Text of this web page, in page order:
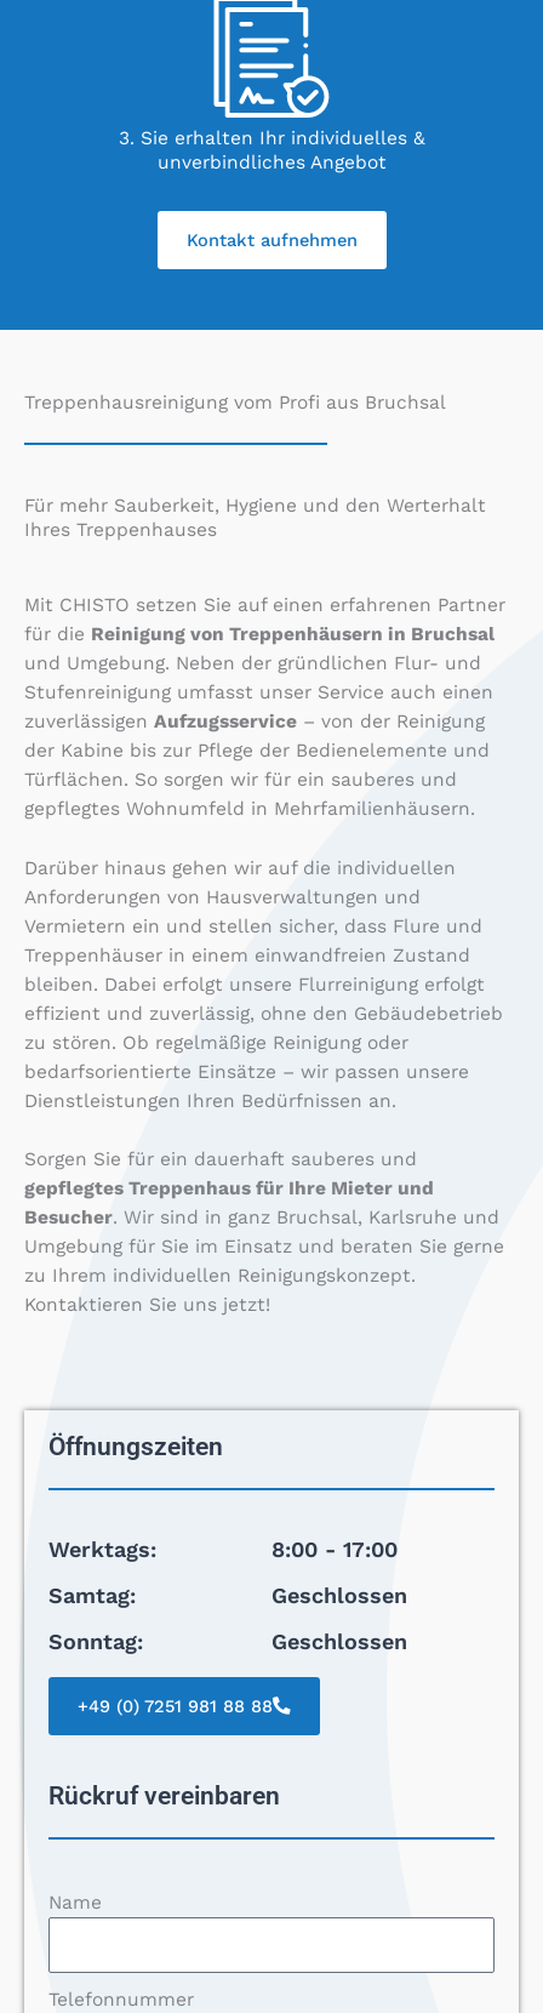
3. Sie erhalten Ihr individuelles &
unverbindliches Angebot
Kontakt aufnehmen
Treppenhausreinigung vom Profi aus Bruchsal
Für mehr Sauberkeit, Hygiene und den Werterhalt
Ihres Treppenhauses
Mit CHISTO setzen Sie auf einen erfahrenen Partner
für die Reinigung von Treppenhäusern in Bruchsal
und Umgebung. Neben der gründlichen Flur- und
Stufenreinigung umfasst unser Service auch einen
zuverlässigen Aufzugsservice – von der Reinigung
der Kabine bis zur Pflege der Bedienelemente und
Türflächen. So sorgen wir für ein sauberes und
gepflegtes Wohnumfeld in Mehrfamilienhäusern.
Darüber hinaus gehen wir auf die individuellen
Anforderungen von Hausverwaltungen und
Vermietern ein und stellen sicher, dass Flure und
Treppenhäuser in einem einwandfreien Zustand
bleiben. Dabei erfolgt unsere Flurreinigung erfolgt
effizient und zuverlässig, ohne den Gebäudebetrieb
zu stören. Ob regelmäßige Reinigung oder
bedarfsorientierte Einsätze – wir passen unsere
Dienstleistungen Ihren Bedürfnissen an.
Sorgen Sie für ein dauerhaft sauberes und
gepflegtes Treppenhaus für Ihre Mieter und
Besucher. Wir sind in ganz Bruchsal, Karlsruhe und
Umgebung für Sie im Einsatz und beraten Sie gerne
zu Ihrem individuellen Reinigungskonzept.
Kontaktieren Sie uns jetzt!
Öffnungszeiten
Werktags:
Samtag:
Sonntag:
8:00 - 17:00
Geschlossen
Geschlossen
+49 (0) 7251 981 88 88
Rückruf vereinbaren
Name
Telefonnummer